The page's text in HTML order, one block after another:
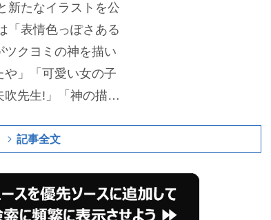
新たなイラストを公
「表情色っぽさある
クヨミの神を描い
」「可愛い女の子
先生!」「神の描く
す」などの声が出
「竹取物語」を下敷
ッピーエンドを目指
記事全文